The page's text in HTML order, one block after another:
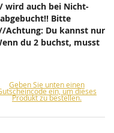
wird auch bei Nicht-
Bitte
Du kannst nur
du 2 buchst, musst
Geben Sie unten einen
ein, um dieses
Produkt zu bestellen.